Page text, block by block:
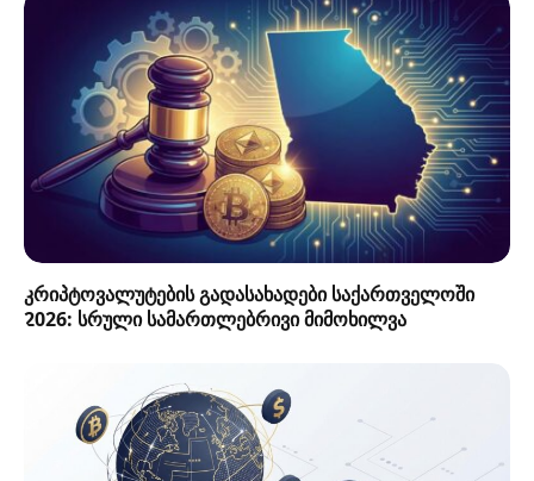
კრიპტოვალუტების გადასახადები საქართველოში
2026: სრული სამართლებრივი მიმოხილვა